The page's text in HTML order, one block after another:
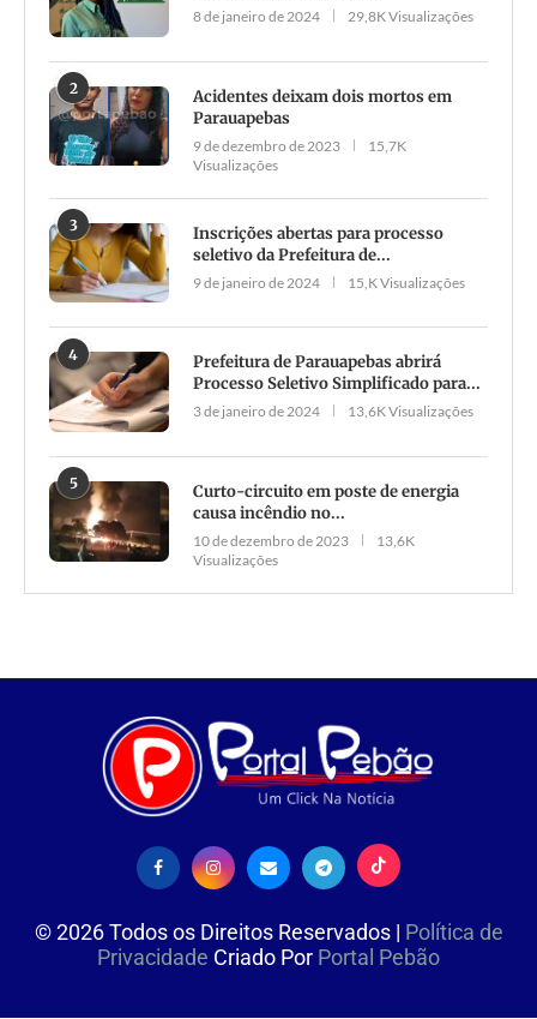
8 de janeiro de 2024 29,8K Visualizações
2
Acidentes deixam dois mortos em
Parauapebas
9 de dezembro de 2023
15,7K
Visualizações
3
Inscrições abertas para processo
seletivo da Prefeitura de...
9 de janeiro de 2024 15,K Visualizações
4
Prefeitura de Parauapebas abrirá
Processo Seletivo Simplificado para...
3 de janeiro de 2024 13,6K Visualizações
5
Curto-circuito em poste de energia
causa incêndio no...
10 de dezembro de 2023
13,6K
Visualizações
©2026Todos os Direitos Reservados | Política de
Privacidade Criado Por Portal Pebão